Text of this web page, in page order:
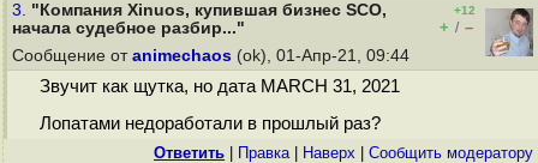
3. "Компания Xinuos, купившая бизнес SCO,
начала судебное разбир..."
+12
+ / –
Сообщение от animechaos (ok), 01-Апр-21, 09:44
Звучит как щутка, но дата MARCH 31, 2021
Лопатами недоработали в прошлый раз?
Ответить Правка| Наверх Cообщить модератору